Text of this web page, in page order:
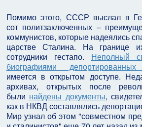
Помимо этого, СССР выслал в
сот политзаключенных –
коммунистов, которые надеялись
царстве Сталина. На границе
сотрудники гестапо. Неполный
биографиями депортированных
имеется в открытом доступе.
архивах, открытых после
были найдены документы,
как в НКВД составлялись
Мир узнал об этом "совместном